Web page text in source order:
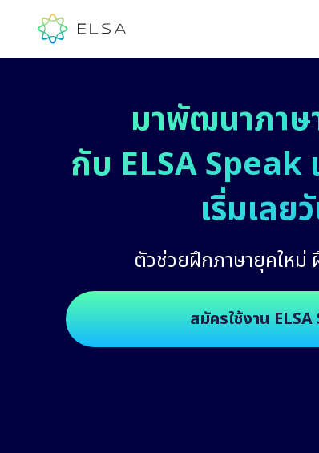
มาพัฒนาภา
กับ ELSA Speak
เริ่มเลย
ตัวช่วยฝึกภาษายุคใหม่
สมัครใช้งาน